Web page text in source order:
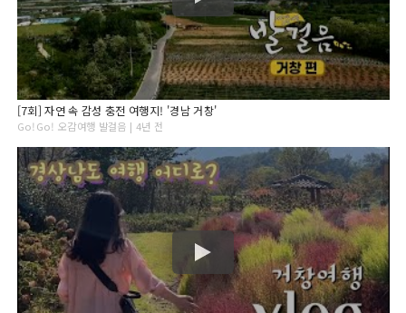
[7회] 자연 속 감성 충전 여행지! '경남 거창'
Go!Go! 오감여행 발걸음 | 4년 전